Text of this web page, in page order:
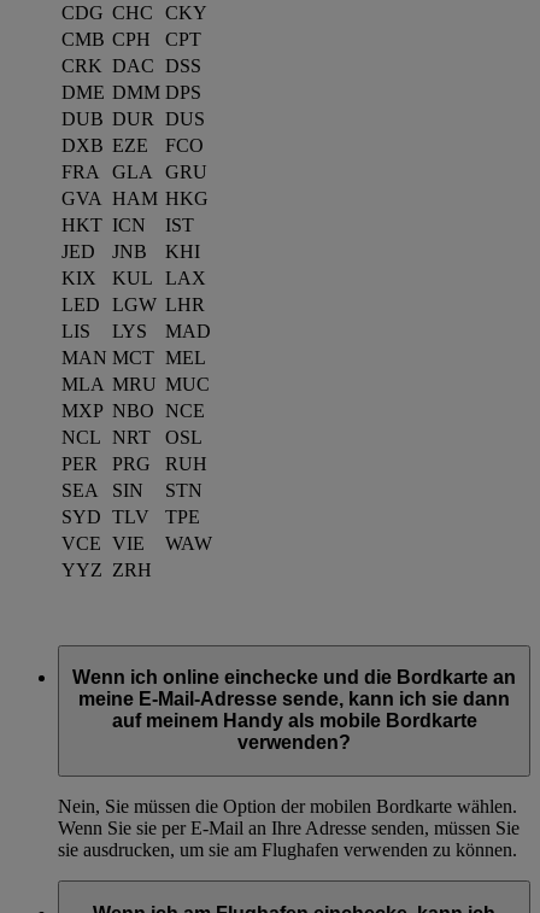
CDG CHC
CKY
CMB CPH
CPT
CRK DAC DSS
DME DMM DPS
DUB DUR
DUS
DXB EZE
FCO
FRA
GLA
GRU
GVA HAM HKG
HKT ICN
IST
JED
JNB
KHI
KIX
KUL
LAX
LED
LGW LHR
LIS
LYS
MAD
MAN MCT MEL
MLA MRU MUC
MXP NBO NCE
NCL NRT
OSL
PER
PRG
RUH
SEA
SIN
STN
SYD TLV
TPE
VCE VIE
WAW
YYZ ZRH
Wenn ich online einchecke und die Bordkarte an
meine E-Mail-Adresse sende, kann ich sie dann
auf meinem Handy als mobile Bordkarte
verwenden?
Nein, Sie müssen die Option der mobilen Bordkarte wählen.
Wenn Sie sie per E-Mail an Ihre Adresse senden, müssen Sie
sie ausdrucken, um sie am Flughafen verwenden zu können.